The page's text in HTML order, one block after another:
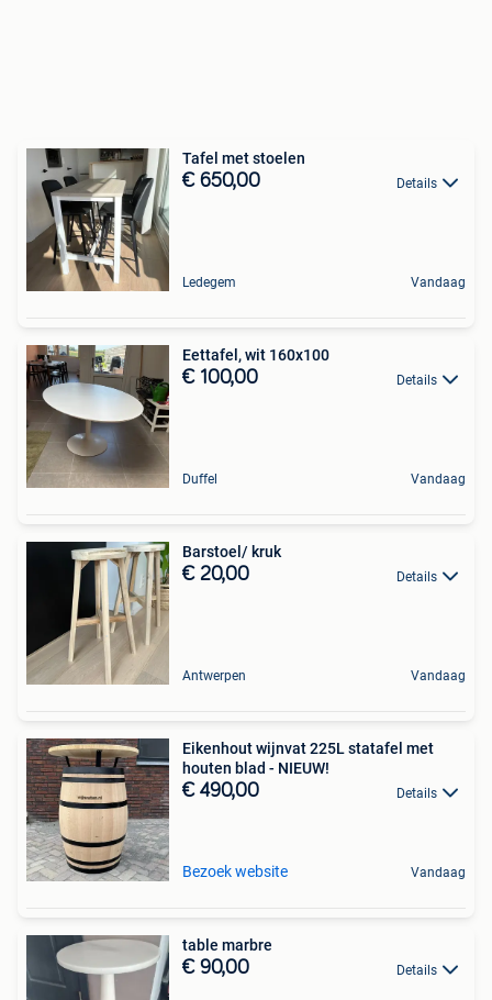
Tafel met stoelen
€ 650,00 Details
Ledegem Vandaag
Eettafel, wit 160x100
€ 100,00 Details
Duffel Vandaag
Barstoel/ kruk
€ 20,00 Details
Antwerpen Vandaag
Eikenhout wijnvat 225L statafel met
houten blad - NIEUW!
€ 490,00 Details
Bezoek website Vandaag
table marbre
€ 90,00 Details